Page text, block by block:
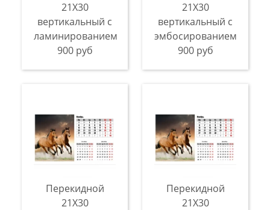
21X30
вертикальный с
ламинированием
900 руб
21X30
вертикальный с
эмбосированием
900 руб
Перекидной
21X30
Перекидной
21X30